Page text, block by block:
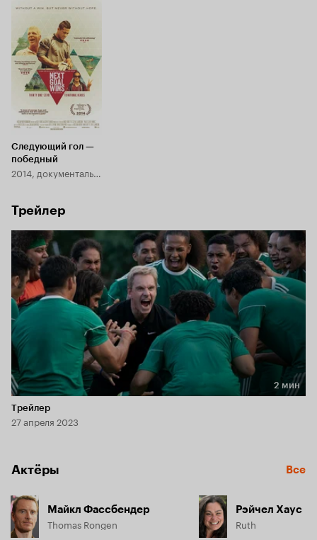
Следующий гол —
победный
2014, документальный
Трейлер
Длительность 2 мин
2 мин
Трейлер
27 апреля 2023
Актёры Все
Майкл Фассбендер
Thomas Rongen
Рэйчел Хаус
Ruth